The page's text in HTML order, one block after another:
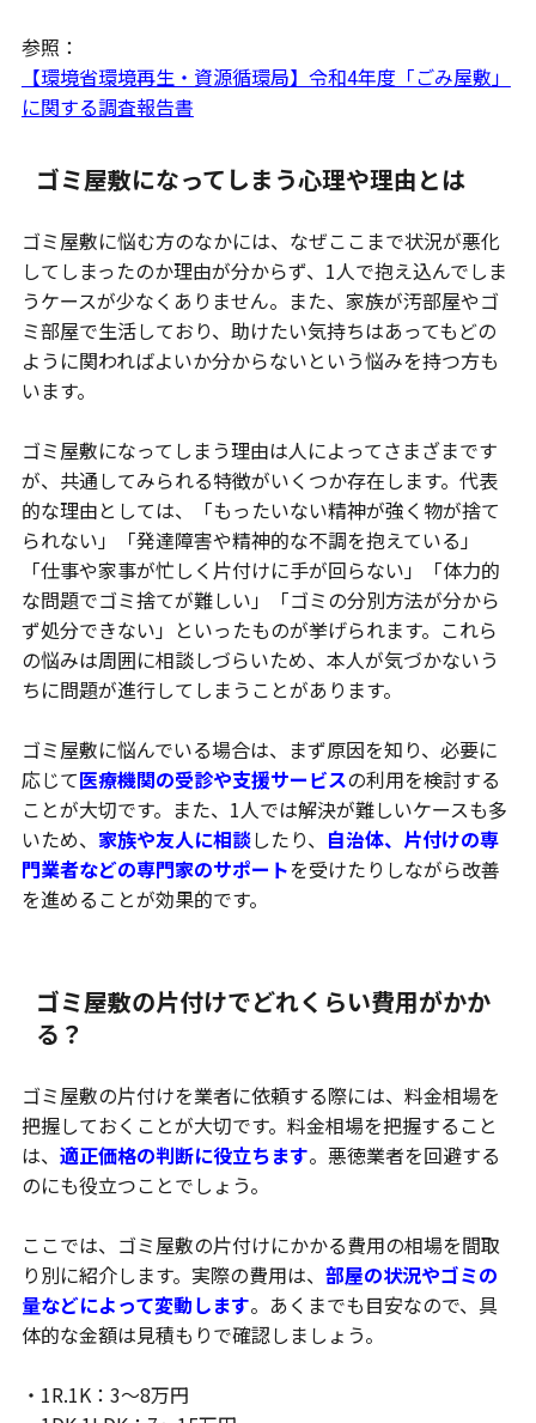
参照：
【環境省環境再生・資源循環局】令和4年度「ごみ屋敷」
に関する調査報告書
ゴミ屋敷になってしまう心理や理由とは
ゴミ屋敷に悩む方のなかには、なぜここまで状況が悪化
してしまったのか理由が分からず、1人で抱え込んでしま
うケースが少なくありません。また、家族が汚部屋やゴ
ミ部屋で生活しており、助けたい気持ちはあってもどの
ように関わればよいか分からないという悩みを持つ方も
います。
ゴミ屋敷になってしまう理由は人によってさまざまです
が、共通してみられる特徴がいくつか存在します。代表
的な理由としては、「もったいない精神が強く物が捨て
られない」「発達障害や精神的な不調を抱えている」
「仕事や家事が忙しく片付けに手が回らない」「体力的
な問題でゴミ捨てが難しい」「ゴミの分別方法が分から
ず処分できない」といったものが挙げられます。これら
の悩みは周囲に相談しづらいため、本人が気づかないう
ちに問題が進行してしまうことがあります。
ゴミ屋敷に悩んでいる場合は、まず原因を知り、必要に
応じて医療機関の受診や支援サービスの利用を検討する
ことが大切です。また、1人では解決が難しいケースも多
いため、 家族や友人に相談したり、 自治体、片付けの専
門業者などの専門家のサポートを受けたりしながら改善
を進めることが効果的です。
ゴミ屋敷の片付けでどれくらい費用がかか
る？
ゴミ屋敷の片付けを業者に依頼する際には、料金相場を
把握しておくことが大切です。料金相場を把握すること
は、 適正価格の判断に役立ちます。悪徳業者を回避する
のにも役立つことでしょう。
ここでは、ゴミ屋敷の片付けにかかる費用の相場を間取
り別に紹介します。実際の費用は、 部屋の状況やゴミの
量などによって変動します。あくまでも目安なので、具
体的な金額は見積もりで確認しましょう。
・1R.1K：3～8万円